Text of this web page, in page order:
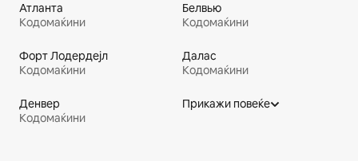
Атланта
Кодомаќини
Белвью
Кодомаќини
Форт Лодердејл
Кодомаќини
Далас
Кодомаќини
Денвер
Кодомаќини
Прикажи повеќе